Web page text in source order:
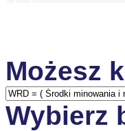
Możesz
Wybierz